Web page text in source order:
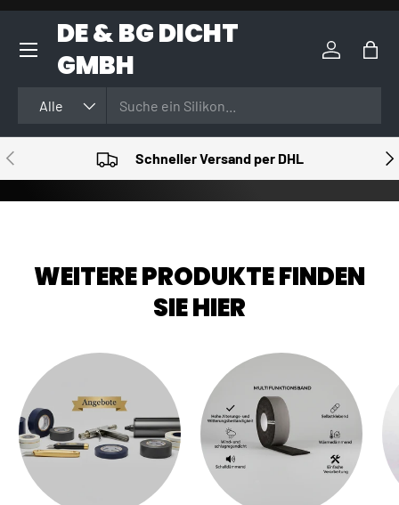
DIREKT ZUM INHALT
DE & BG DICHT
GMBH
Alle
Einloggen
VORHERIGE Schneller Versand per DHL
WEITERE PRODUKTE FINDEN
SIE HIER